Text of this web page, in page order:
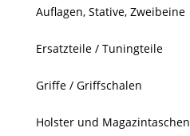
Auflagen, Stative, Zweibeine
Ersatzteile / Tuningteile
Griffe / Griffschalen
Holster und Magazintaschen